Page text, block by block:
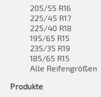
205/55 R16
225/45 R17
225/40 R18
195/65 R15
235/35 R19
185/65 R15
Alle Reifengrößen
Produkte